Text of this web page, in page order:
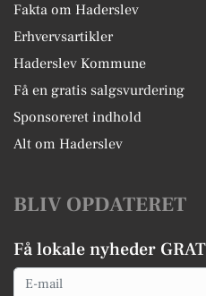
Fakta om Haderslev
Erhvervsartikler
Haderslev Kommune
Få en gratis salgsvurdering
Sponsoreret indhold
Alt om Haderslev
BLIV OPDATERET
Få lokale nyheder
Email